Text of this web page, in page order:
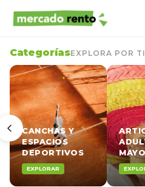
CategoríasEXPLORA POR
CANCHAS Y
ESPACIOS
DEPORTIVOS
EXPLORAR